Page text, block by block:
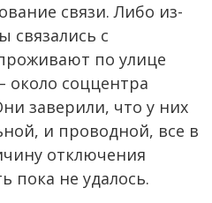
связи. Либо из-
связались с
по улице
около соццентра
заверили, что у них
и проводной, все в
отключения
пока не удалось.